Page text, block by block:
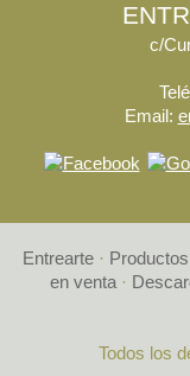
c/
Email:
Entrearte·
en venta·
Todos los